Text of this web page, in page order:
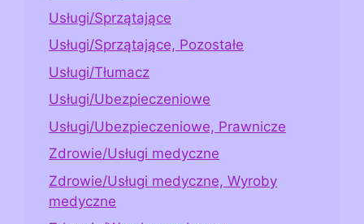
Usługi/Sprzątające
Usługi/Sprzątające, Pozostałe
Usługi/Tłumacz
Usługi/Ubezpieczeniowe
Usługi/Ubezpieczeniowe, Prawnicze
Zdrowie/Usługi medyczne
Zdrowie/Usługi medyczne, Wyroby
medyczne